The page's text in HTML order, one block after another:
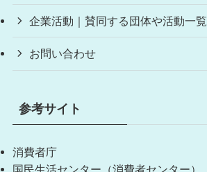
企業活動｜賛同する団体や活動一覧
お問い合わせ
参考サイト
消費者庁
国民生活センター（消費者センター）